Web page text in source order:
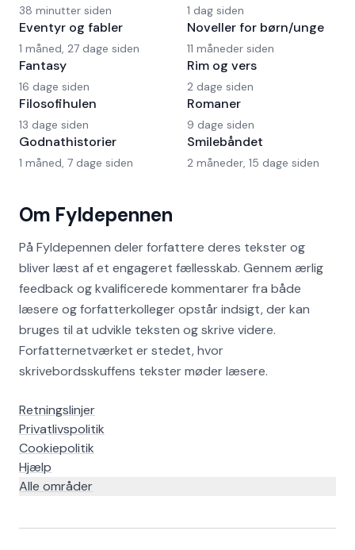
Om Fyldepennen
På Fyldepennen deler forfattere deres tekster og
bliver læst af et engageret fællesskab. Gennem ærlig
feedback og kvalificerede kommentarer fra både
læsere og forfatterkolleger opstår indsigt, der kan
bruges til at udvikle teksten og skrive videre.
Forfatternetværket er stedet, hvor
skrivebordsskuffens tekster møder læsere.
Retningslinjer
Privatlivspolitik
Cookiepolitik
Hjælp
Alle områder
38 minutter siden
Eventyr og fabler
1 måned, 27 dage siden
Fantasy
16 dage siden
Filosofihulen
13 dage siden
Godnathistorier
1 måned, 7 dage siden
1 dag siden
Noveller for børn/unge
11 måneder siden
Rim og vers
2 dage siden
Romaner
9 dage siden
Smilebåndet
2 måneder, 15 dage siden